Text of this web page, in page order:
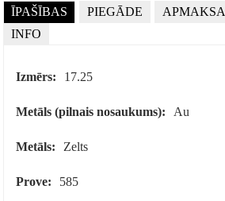
ĪPAŠĪBAS PIEGĀDE APMAKSA
INFO
Izmērs: 17.25
Metāls (pilnais nosaukums): Au
Metāls: Zelts
Prove: 585